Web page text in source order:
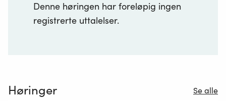
Denne høringen har foreløpig ingen
registrerte uttalelser.
Høringer Se alle